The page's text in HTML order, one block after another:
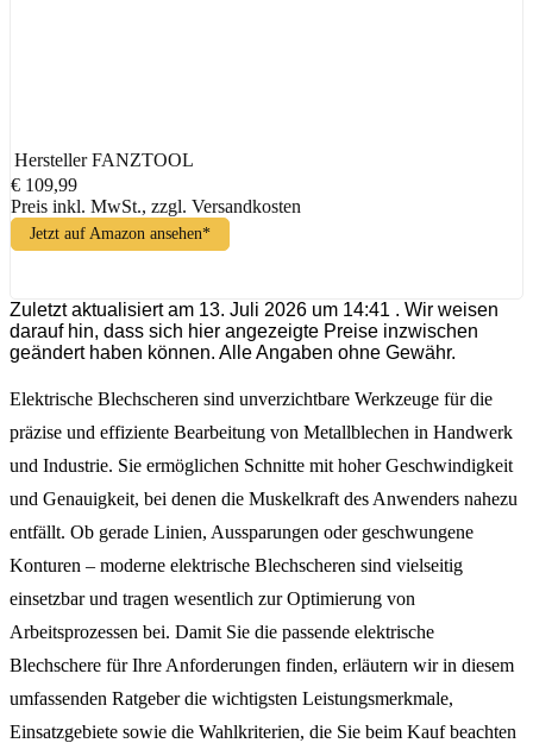
Hersteller FANZTOOL
€ 109,99
Preis inkl. MwSt., zzgl. Versandkosten
Jetzt auf Amazon ansehen*
Zuletzt aktualisiert am 13. Juli 2026 um 14:41 . Wir weisen
darauf hin, dass sich hier angezeigte Preise inzwischen
geändert haben können. Alle Angaben ohne Gewähr.
Elektrische Blechscheren sind unverzichtbare Werkzeuge für die
präzise und effiziente Bearbeitung von Metallblechen in Handwerk
und Industrie. Sie ermöglichen Schnitte mit hoher Geschwindigkeit
und Genauigkeit, bei denen die Muskelkraft des Anwenders nahezu
entfällt. Ob gerade Linien, Aussparungen oder geschwungene
Konturen – moderne elektrische Blechscheren sind vielseitig
einsetzbar und tragen wesentlich zur Optimierung von
Arbeitsprozessen bei. Damit Sie die passende elektrische
Blechschere für Ihre Anforderungen finden, erläutern wir in diesem
umfassenden Ratgeber die wichtigsten Leistungsmerkmale,
Einsatzgebiete sowie die Wahlkriterien, die Sie beim Kauf beachten